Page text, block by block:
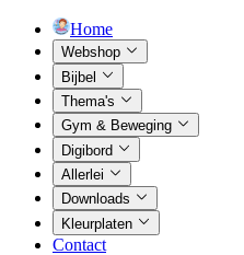
Home
Webshop
Bijbel
Thema's
Gym & Beweging
Digibord
Allerlei
Downloads
Kleurplaten
Contact